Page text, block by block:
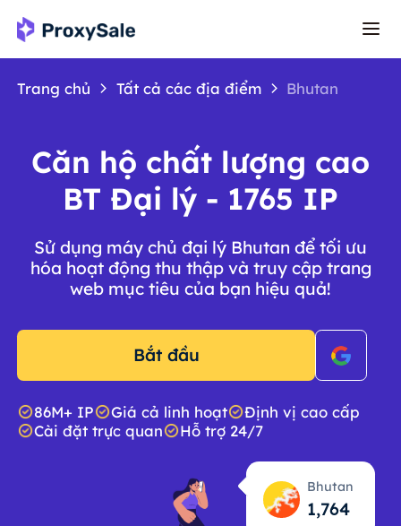
Trang chủ Tất cả các địa điểm Bhutan
Căn hộ chất lượng cao
BT Đại lý - 1765 IP
Sử dụng máy chủ đại lý Bhutan để tối ưu
hóa hoạt động thu thập và truy cập trang
web mục tiêu của bạn hiệu quả!
Bắt đầu
86M+ IP Giá cả linh hoạt
Định vị cao cấp
Cài đặt trực quan
Hỗ trợ 24/7
Bhutan
1,765